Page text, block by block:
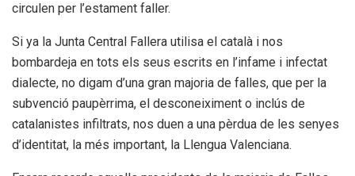
circulen per l’estament faller.
Si ya la Junta Central Fallera utilisa el català i nos
bombardeja en tots els seus escrits en l’infame i infectat
dialecte, no digam d’una gran majoria de falles, que per la
subvenció paupèrrima, el desconeiximent o inclús de
catalanistes infiltrats, nos duen a una pèrdua de les senyes
d’identitat, la més important, la Llengua Valenciana.